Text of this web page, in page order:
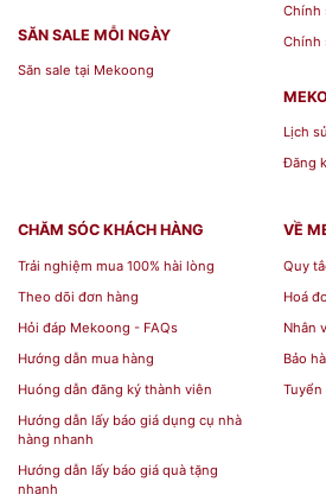
id="attachment_139674"
SĂN SALE MỖI NGÀY
Săn sale tại Mekoong
Chính
Chính
Lịch
Đăng
CHĂM SÓC KHÁCH HÀNG
Trải nghiệm mua 100% hài lòng
Theo dõi đơn hàng
Hỏi đáp Mekoong - FAQs
Hướng dẫn mua hàng
Huóng dẫn đăng ký thành viên
Hướng dẫn lấy báo giá dụng cụ nhà
hàng nhanh
Hướng dẫn lấy báo giá quà tặng
nhanh
VỀ
Quy
Hoá
Nhân
Bảo
Tuyển